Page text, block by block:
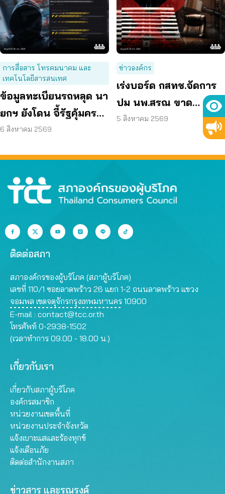
การสื่อสาร โทรคมนาคม และ
เทคโนโลยีสารสนเทศ
ข้อมูลทะเบียนรถหลุด นา
ยกฯ ยังโดน จี้รัฐคุ้มครอง
ข้อมูลส่วนบุคคล
6 สิงหาคม 2569
ข่าวองค์กร
เร่งบอร์ด กสทช.จัดการ
ปม นพ.สรณ ขาด
คุณสมบัติ ตามมติ
5 สิงหาคม 2569
ติดต่อสภา
สภาองค์กรของผู้บริโภค (สภาผู้บริโภค)
เลขที่ 110/1 ซอยลาดพร้าว 26 แยก 1-2 ถนนลาดพร้าว แขวง
จอมพล เขตจตุจักรกรุงเทพมหานคร 10900
E-mail : contact@tcc.or.th
โทรศัพท์ 0-2938-1502
(เวลาทำการ 09.00 - 18.00 น.)
เกี่ยวกับเรา
เกี่ยวกับสภาผู้บริโภค
องค์กรสมาชิก
หน่วยงานเขตพื้นที่
หน่วยงานประจำจังหวัด
แจ้งเบาะแสและร้องทุกข์
แจ้งเตือนภัย
ติดต่อสำนักงานสภา
ข่าวสาร และรณรงค์